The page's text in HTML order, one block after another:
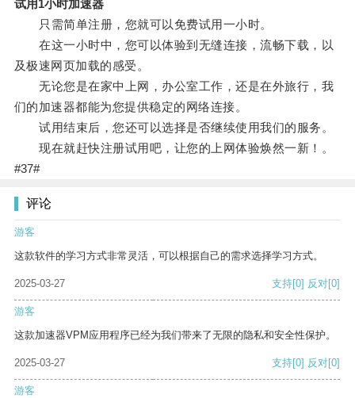
试用1小时加速器
只需简单注册，您就可以免费试用一小时。
在这一小时中，您可以体验到无缝连接，流畅下载，以
及极速网页加载的感受。
无论您是在家中上网，办公室工作，还是在外旅行，我
们的加速器都能为您提供稳定的网络连接。
试用结束后，您还可以选择是否继续使用我们的服务。
现在就赶快注册试用吧，让您的上网体验焕然一新！。
#37#
评论
游客
这款软件的学习方式非常灵活，可以根据自己的需求选择学习方式。
2025-03-27 支持[0] 反对[0]
游客
这款加速器VPM应用程序已经为我们带来了无限的隐私和安全性保护。
2025-03-27 支持[0] 反对[0]
游客